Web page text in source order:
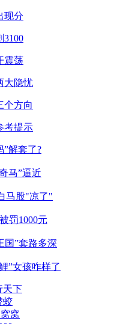
现分
3100
震荡
大隐忧
个方向
考提示
”解套了?
马”逼近
马股"凉了"
罚1000元
国”套路多深
”女孩咋样了
天下
蛟
窝